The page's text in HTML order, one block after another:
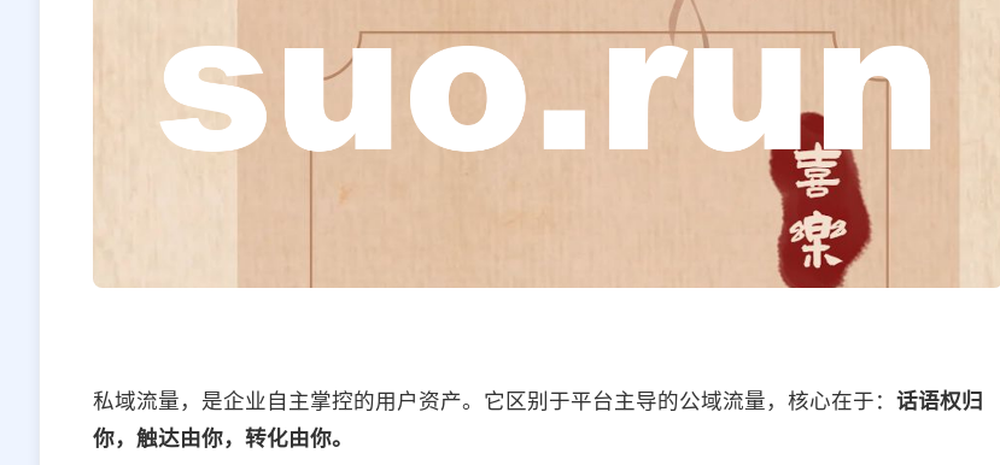
私域流量，是企业自主掌控的用户资产。它区别于平台主导的公域流量，核心在于： 话语权归
你，触达由你，转化由你。